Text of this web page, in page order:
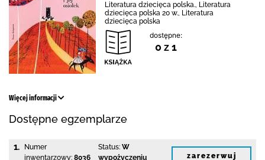
Literatura dziecięca polska., Literatura
dziecięca polska 20 w., Literatura
dziecięca polska
dostępne:
0 z 1
Więcej informacji
Dostępne egzemplarze
1.
Numer
inwentarzowy: 8036
Status: W
wypożyczeniu
zarezerwuj